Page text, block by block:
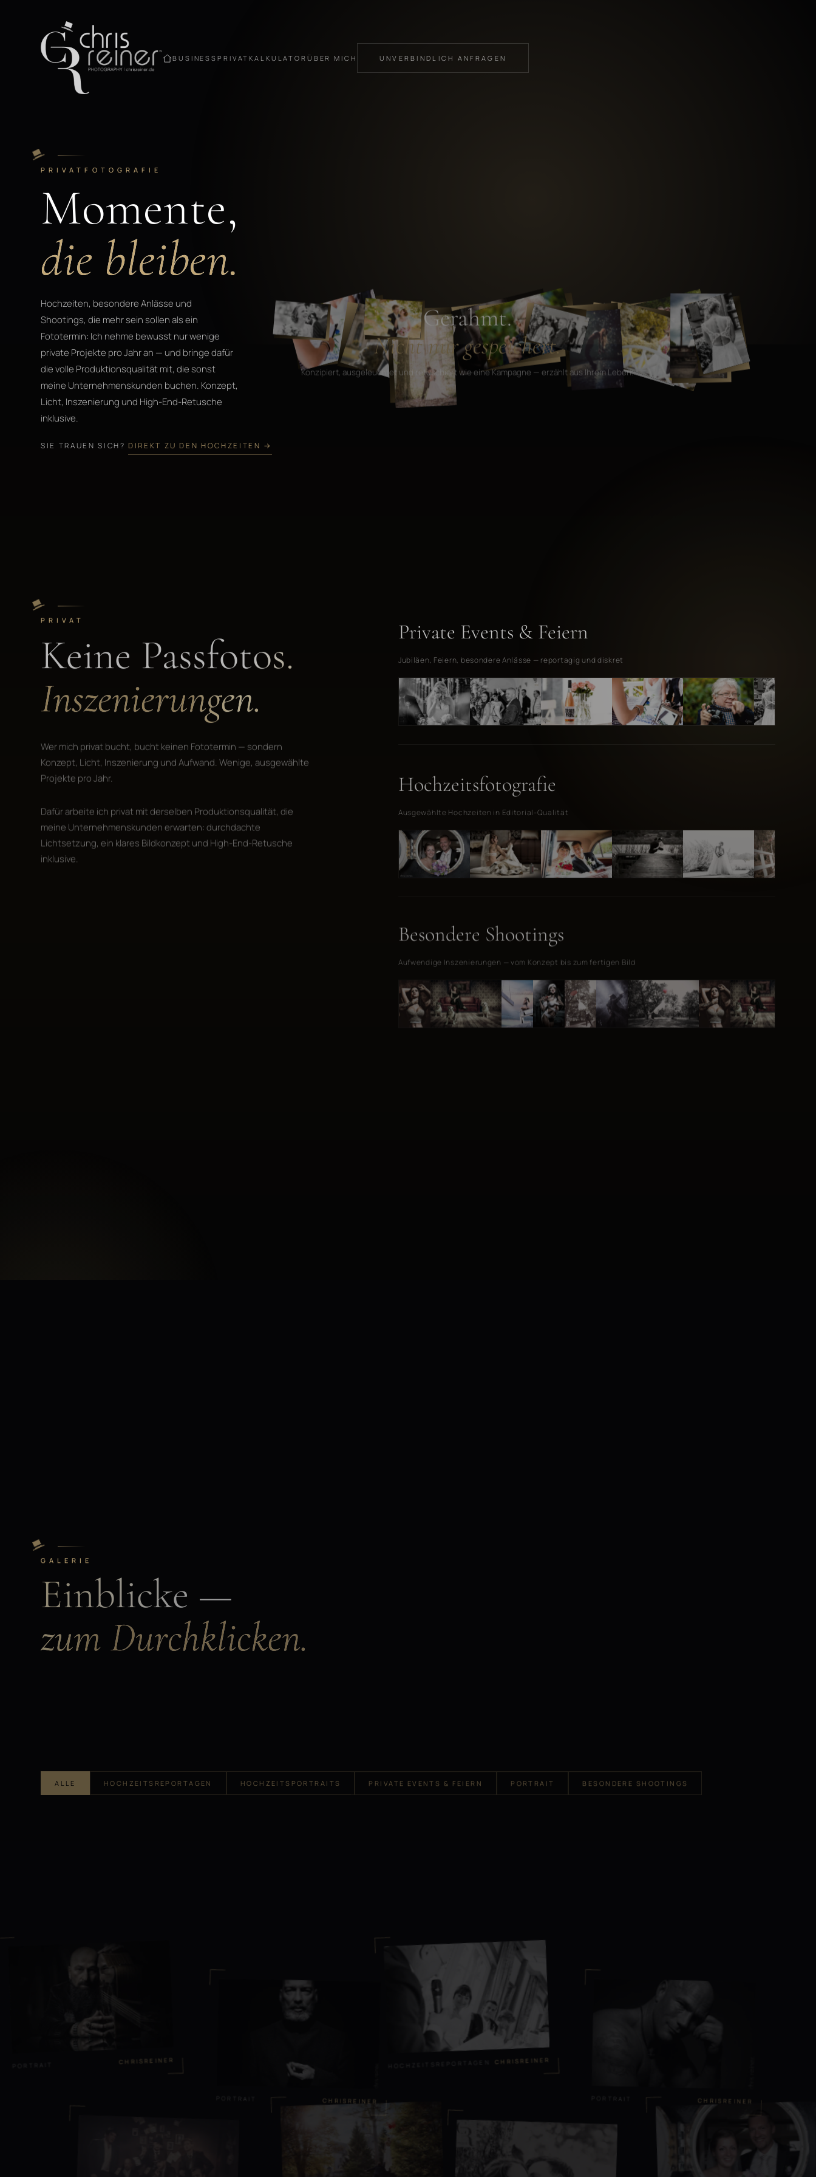
BUSINESSPRIVATKALKULATOR ÜBER MICH UNVERBINDLICH ANFRAGEN
PRIVATFOTOGRAFIE
Momente,
die bleiben.
Hochzeiten, besondere Anlässe und
Shootings, die mehr sein sollen als ein
Fototermin: Ich nehme bewusst nur wenige
private Projekte pro Jahr an — und bringe dafür
die volle Produktionsqualität mit, die sonst
meine Unternehmenskunden buchen. Konzept,
Licht, Inszenierung und High-End-Retusche
inklusive.
SIE TRAUEN SICH?DIREKT ZU DEN HOCHZEITEN →
Gerahmt.
Nicht nur gespeichert.
Konzipiert, ausgeleuchtet und retuschiert wie eine Kampagne — erzählt aus Ihrem Leben.
PRIVAT
Keine Passfotos.
Inszenierungen.
Wer mich privat bucht, bucht keinen Fototermin — sondern
Konzept, Licht, Inszenierung und Aufwand. Wenige, ausgewählte
Projekte pro Jahr.
Dafür arbeite ich privat mit derselben Produktionsqualität, die
meine Unternehmenskunden erwarten: durchdachte
Lichtsetzung, ein klares Bildkonzept und High-End-Retusche
inklusive.
Private Events & Feiern
Jubiläen, Feiern, besondere Anlässe — reportagig und diskret
Hochzeitsfotografie
Ausgewählte Hochzeiten in Editorial-Qualität
Besondere Shootings
Einblicke —
zum Durchklicken.
CHRISREINER HOCHZEITSREPORTAGEN CHRISREINER